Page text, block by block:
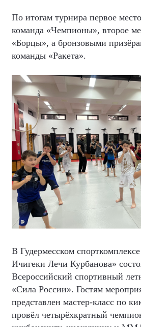
По итогам турнира первое
команда «Чемпионы», второе
«Борцы», а бронзовыми
команды «Ракета».
В Гудермесском
Ичигеки Лечи Курбанова»
Всероссийский спортивный
«Сила России». Гостям
представлен мастер-класс по
провёл четырёхкратный